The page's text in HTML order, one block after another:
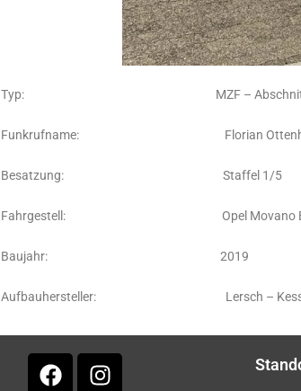
Typ: MZF – Abschnittsleitung mit
Funkrufname: Florian Ottenhof
Besatzung: Staffel 1/5
Fahrgestell: Opel Movano
Baujahr: 2019
Aufbauhersteller: Lersch –